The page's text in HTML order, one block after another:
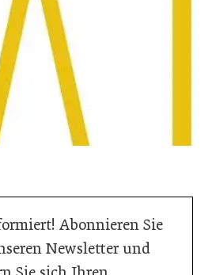
Abonnieren Sie
Newsletter und